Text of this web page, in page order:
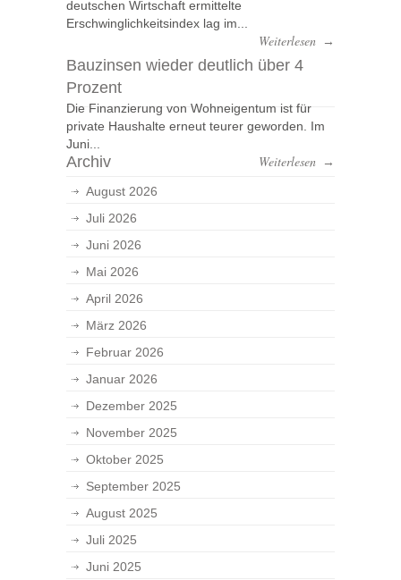
deutschen Wirtschaft ermittelte
Erschwinglichkeitsindex lag im...
Weiterlesen →
Bauzinsen wieder deutlich über 4
Prozent
Die Finanzierung von Wohneigentum ist für
private Haushalte erneut teurer geworden. Im
Juni...
Weiterlesen →
Archiv
August 2026
Juli 2026
Juni 2026
Mai 2026
April 2026
März 2026
Februar 2026
Januar 2026
Dezember 2025
November 2025
Oktober 2025
September 2025
August 2025
Juli 2025
Juni 2025